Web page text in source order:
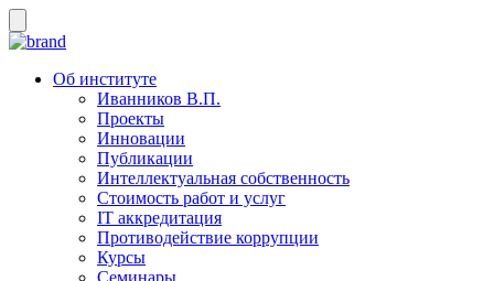
Об институте
Иванников В.П.
Проекты
Инновации
Публикации
Интеллектуальная собственность
Стоимость работ и услуг
IT аккредитация
Противодействие коррупции
Курсы
Семинары